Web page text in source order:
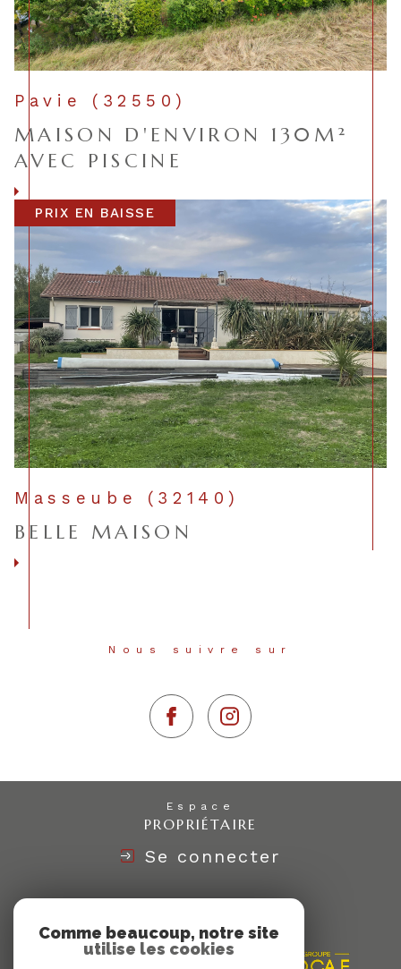
Pavie (32550)
MAISON D'ENVIRON 130M²
AVEC PISCINE
PRIX EN BAISSE
Masseube (32140)
BELLE MAISON
Nous suivre sur
Espace
PROPRIÉTAIRE
Se connecter
ADHÉRONS
Comme beaucoup, notre site
utilise les cookies